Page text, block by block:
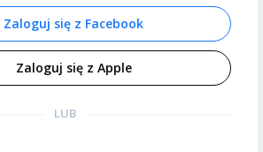
Zaloguj się z Facebook
Zaloguj się z Apple
LUB